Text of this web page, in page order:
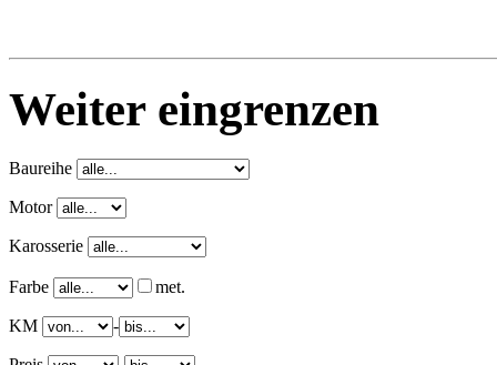
Weiter eingrenzen
Baureihe
Motor
Karosserie
Farbe met.
KM -